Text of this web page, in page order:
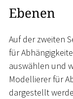
Ebenen
Auf der zweiten
für
auswählen und
Modellierer für
dargestellt